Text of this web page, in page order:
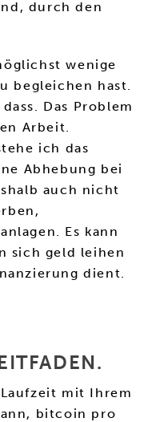
durch den
wenige
begleichen hast.
Das Problem
Arbeit.
ich das
Abhebung bei
auch nicht
Es kann
sich geld leihen
dient.
mit Ihrem
bitcoin pro